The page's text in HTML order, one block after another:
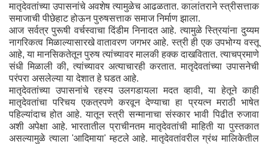
मातृदेवतांच्या उपासनांचे अवशेष त्यामुळेच आढळतात. कालांतराने स्त्रीसत्ताक
समाजाची पीछेहाट होऊन पुरुषसत्ताक समाज निर्माण झाला.
आज सर्वत्र पुरूषी वर्चस्वाचा दिंडीम निनादत आहे. त्यामुळे स्त्रियांना दुय्यम
नागरिकत्व मिळाल्यासारखे वातावरण जगभर आहे. स्त्री ही एक उपभोग्य वस्तू
आहे,या मानसिकतेतून पुरुष त्यांच्यावर मालकी हक्क दाखवितात. त्याचप्रमाणे
संधी मिळाली की,त्यांच्यावर अत्याचारही करतात. मातृदेवतांच्या उपासनेची
परंपरा असलेल्या या देशात हे घडत आहे.
मातृदेवतांच्या उपासनांचे रहस्य उलगडायला मदत व्हावी,या हेतूने काही
मातृदेवतांचा परिचय एकत्रपणे करवून देण्याचा हा प्रयत्न मराठी भाषेत
पहिल्यांदाच होत आहे. यातून स्त्री सन्मानाचा संस्कार भावी पिढीत रुजावा
अशी अपेक्षा आहे. भारतातील प्राचीनतम मातृदेवतांची माहिती या पुस्तकात
असल्यामुळे त्याला'आदिमाया'म्हटले आहे. मातृदेवतांवरील ग्रंथ मालिकेतील